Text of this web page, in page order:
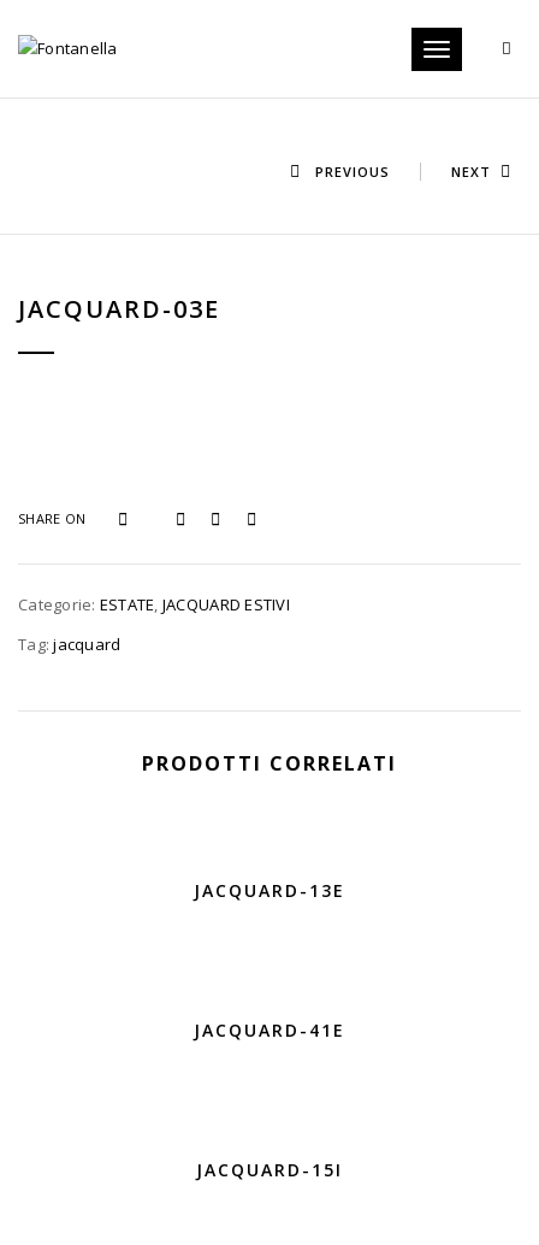
Toggle
PREVIOUS NEXT
JACQUARD-03E
SHARE ON
Categorie: ESTATE JACQUARD ESTIVI
Tag:jacquard
PRODOTTI CORRELATI
JACQUARD-13E
JACQUARD-41E
JACQUARD-15I